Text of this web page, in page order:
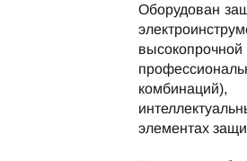
Оборудован
элементах